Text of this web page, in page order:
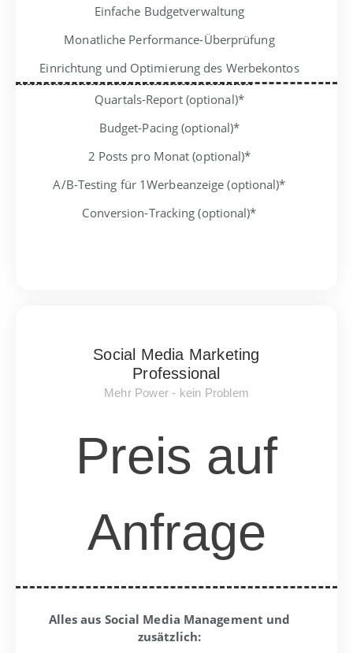
Einfache Budgetverwaltung
Monatliche Performance-Überprüfung
Einrichtung und Optimierung des Werbekontos
Quartals-Report (optional)*
Budget-Pacing (optional)*
2 Posts pro Monat (optional)*
A/B-Testing für 1Werbeanzeige (optional)*
Conversion-Tracking (optional)*
Social Media Marketing
Professional
Mehr Power - kein Problem
Preis auf
Anfrage
Alles aus Social Media Management und
zusätzlich: